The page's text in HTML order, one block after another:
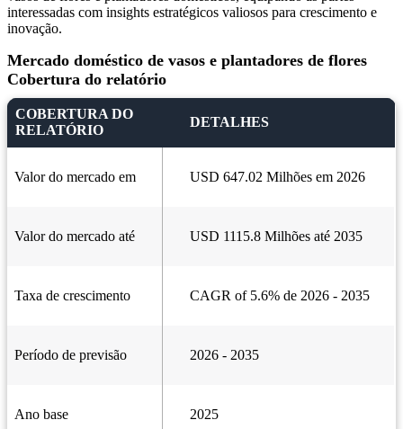
interessadas com insights estratégicos valiosos para crescimento e
inovação.
Mercado doméstico de vasos e plantadores de flores
Cobertura do relatório
COBERTURA DO
RELATÓRIO
DETALHES
Valor do mercado em USD 647.02 Milhões em 2026
Valor do mercado até USD 1115.8 Milhões até 2035
Taxa de crescimento CAGR of 5.6% de 2026 - 2035
Período de previsão 2026 - 2035
Ano base 2025